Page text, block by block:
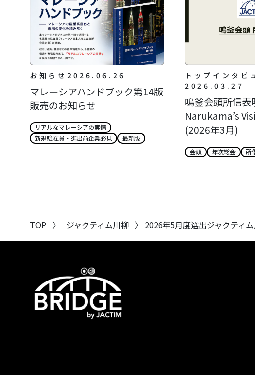
お知らせ 2026.06.26
マレーシアハンドブック第14版
販売のお知らせ
リアルなマレーシアの実情
新規駐在員・進出前企業必見
最新版
トップインタビ
2026.03.27
鳴釜会頭所信
Narukama’s
(2026年3月)
会頭 年次総会 所
TOP 〉 ジャクティム川柳 〉 2026年5月度選出ジャクティ